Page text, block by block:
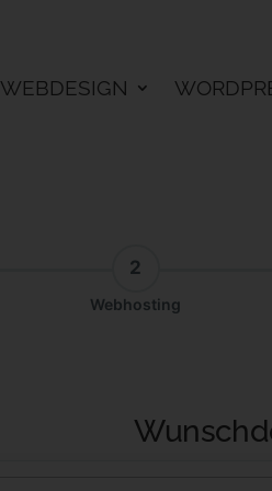
WEBDESIGN
2
Webhosting